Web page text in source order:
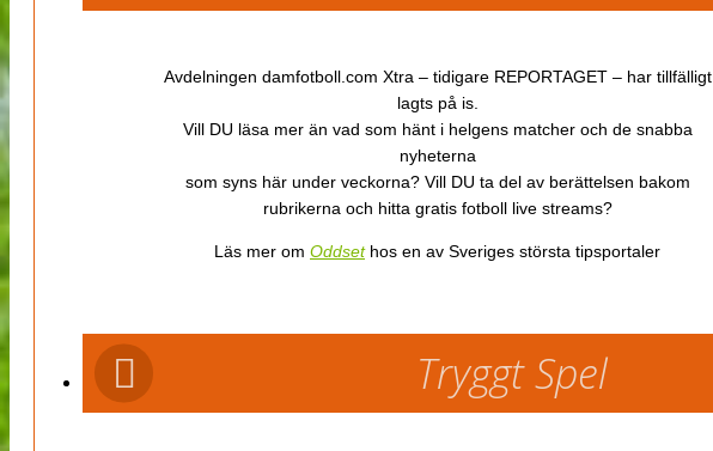
Avdelningen damfotboll.com Xtra – tidigare REPORTAGET – har tillfälligt
lagts på is.
Vill DU läsa mer än vad som hänt i helgens matcher och de snabba
nyheterna
som syns här under veckorna? Vill DU ta del av berättelsen bakom
rubrikerna och hitta gratis fotboll live streams?
Läs mer om Oddsethos en av Sveriges största tipsportaler
Tryggt Spel